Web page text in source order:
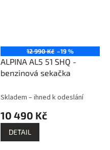
12 990 Kč –19 %
ALPINA AL5 51 SHQ -
benzinová sekačka
Skladem – ihned k odeslání
10 490 Kč
DETAIL